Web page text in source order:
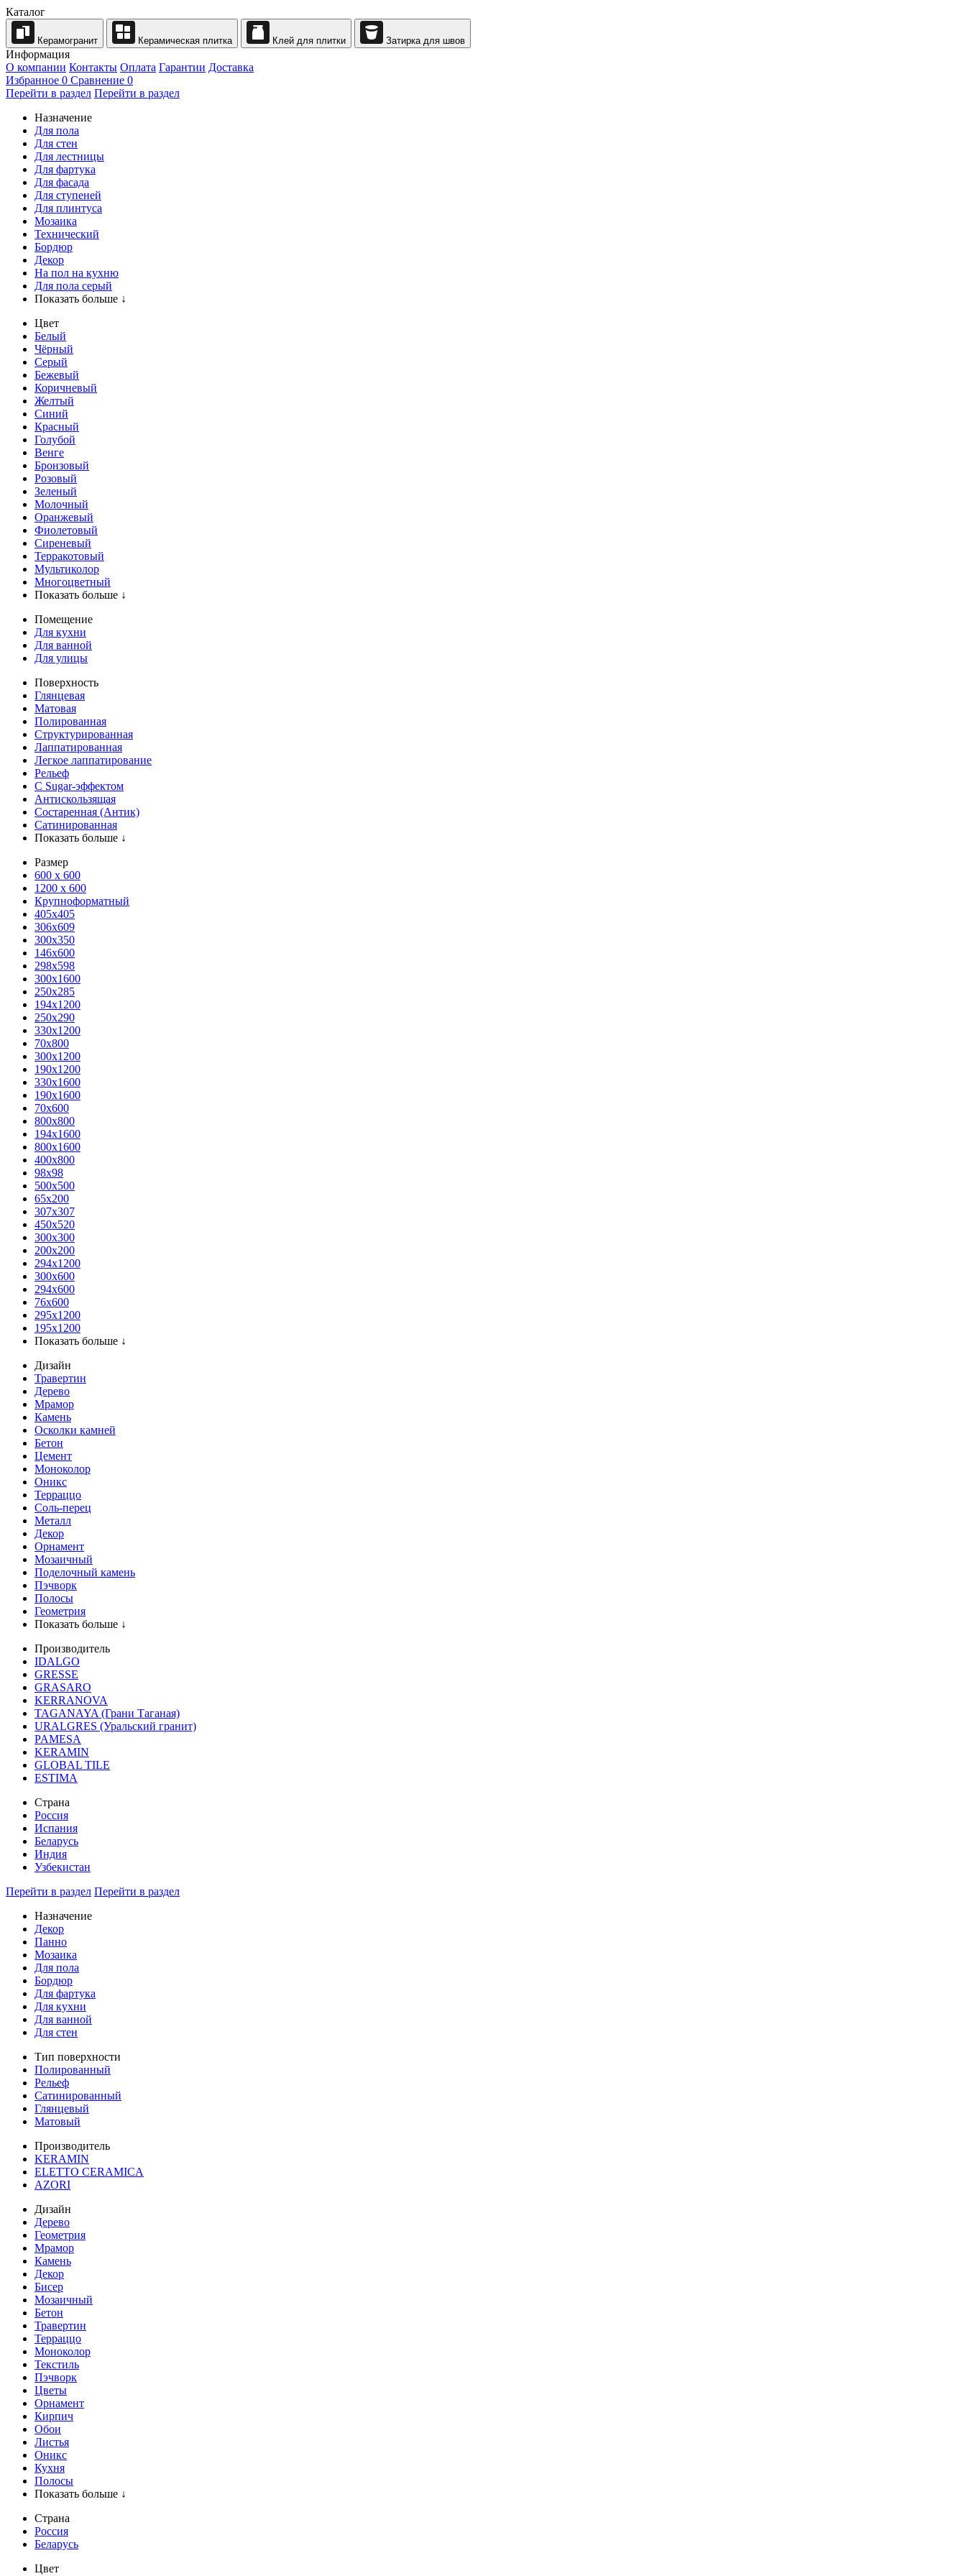
Каталог
Керамогранит Керамическая плитка Клей для плитки Затирка для швов
Информация
О компании Контакты Оплата Гарантии Доставка
Избранное 0 Сравнение 0
Перейти в раздел Перейти в раздел
Назначение
Для пола
Для стен
Для лестницы
Для фартука
Для фасада
Для ступеней
Для плинтуса
Мозаика
Технический
Бордюр
Декор
На пол на кухню
Для пола серый
Показать больше ↓
Цвет
Белый
Чёрный
Серый
Бежевый
Коричневый
Желтый
Синий
Красный
Голубой
Венге
Бронзовый
Розовый
Зеленый
Молочный
Оранжевый
Фиолетовый
Сиреневый
Терракотовый
Мультиколор
Многоцветный
Показать больше ↓
Помещение
Для кухни
Для ванной
Для улицы
Поверхность
Глянцевая
Матовая
Полированная
Структурированная
Лаппатированная
Легкое лаппатирование
Рельеф
С Sugar-эффектом
Антискользящая
Состаренная (Антик)
Сатинированная
Показать больше ↓
Размер
600 х 600
1200 х 600
Крупноформатный
405x405
306x609
300x350
146x600
298x598
300x1600
250x285
194x1200
250x290
330x1200
70x800
300x1200
190x1200
330x1600
190x1600
70x600
800x800
194x1600
800x1600
400х800
98x98
500x500
65x200
307x307
450x520
300x300
200x200
294x1200
300x600
294x600
76х600
295х1200
195х1200
Показать больше ↓
Дизайн
Травертин
Дерево
Мрамор
Камень
Осколки камней
Бетон
Цемент
Моноколор
Оникс
Терраццо
Соль-перец
Металл
Декор
Орнамент
Мозаичный
Поделочный камень
Пэчворк
Полосы
Геометрия
Показать больше ↓
Производитель
IDALGO
GRESSE
GRASARO
KERRANOVA
TAGANAYA (Грани Таганая)
URALGRES (Уральский гранит)
PAMESA
KERAMIN
GLOBAL TILE
ESTIMA
Страна
Россия
Испания
Беларусь
Индия
Узбекистан
Перейти в раздел Перейти в раздел
Назначение
Декор
Панно
Мозаика
Для пола
Бордюр
Для фартука
Для кухни
Для ванной
Для стен
Тип поверхности
Полированный
Рельеф
Сатинированный
Глянцевый
Матовый
Производитель
KERAMIN
ELETTO CERAMICA
AZORI
Дизайн
Дерево
Геометрия
Мрамор
Камень
Декор
Бисер
Мозаичный
Бетон
Травертин
Терраццо
Моноколор
Текстиль
Пэчворк
Цветы
Орнамент
Кирпич
Обои
Листья
Оникс
Кухня
Полосы
Показать больше ↓
Страна
Россия
Беларусь
Цвет